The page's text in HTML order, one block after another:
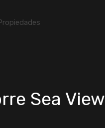
Sea View